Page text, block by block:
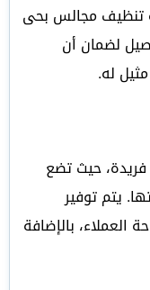
تنظيف مجالس بحى
لضمان أن
له.
حيث تضع
يتم توفير
العملاء، بالإضافة